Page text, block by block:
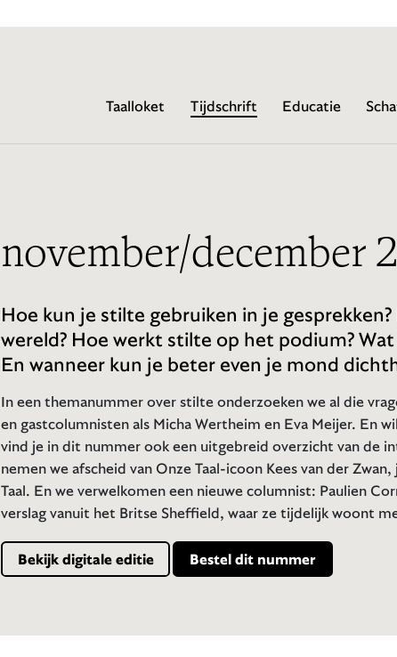
Taalloket Tijdschrift Educatie
november/december
Hoe kun je stilte gebruiken in je
wereld? Hoe werkt stilte op het podium?
En wanneer kun je beter even je mond
In een themanummer over stilte onderzoeken we al die
en gastcolumnisten als Micha Wertheim en Eva Meijer. En
vind je in dit nummer ook een uitgebreid overzicht van de
nemen we afscheid van Onze Taal-icoon Kees van der
Taal. En we verwelkomen een nieuwe columnist: Paulien
verslag vanuit het Britse Sheffield, waar ze tijdelijk woont
Bekijk digitale editie Bestel dit nummer